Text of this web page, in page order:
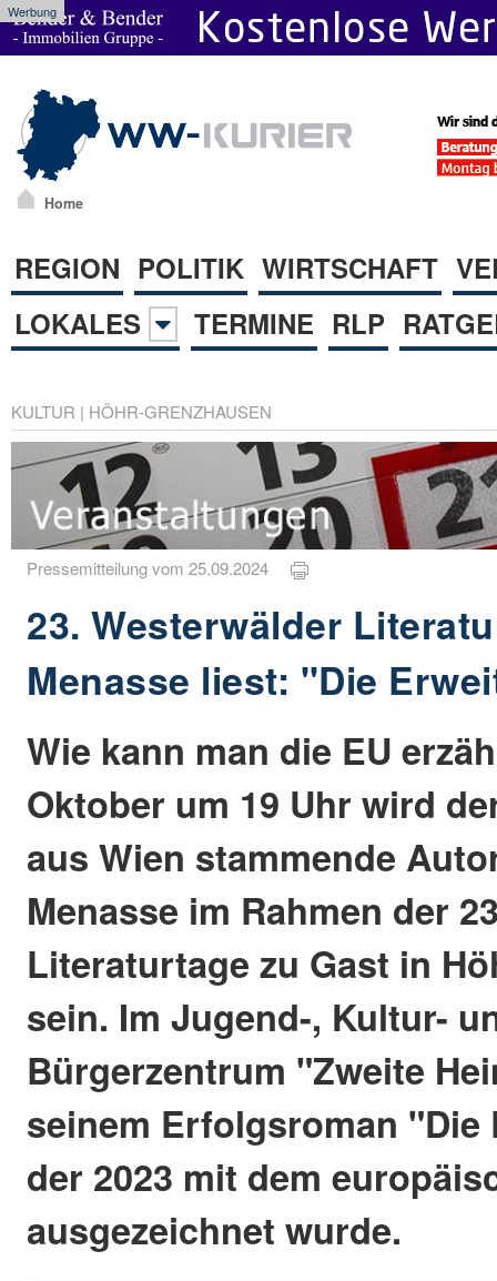
Werbung
Home
REGION POLITIK WIRTSCHAFT
LOKALES
TERMINE RLP
KULTUR | HÖHR-GRENZHAUSEN
Pressemitteilung vom 25.09.2024
23. Westerwälder
Menasse liest: "Die
Wie kann man die EU
Oktober um 19 Uhr wird
aus Wien stammende
Menasse im Rahmen der
Literaturtage zu Gast in
sein. Im Jugend-, Kultur-
Bürgerzentrum "Zweite
seinem Erfolgsroman
der 2023 mit dem
ausgezeichnet wurde.